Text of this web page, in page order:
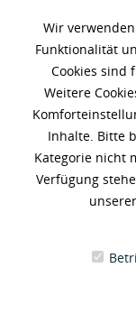
Wir
Funktionalität
Cookies sind
Weitere
Inhalte. Bitte
Kategorie nicht
Verfügung
106,29
Inhalt: 20 Liter
x3998